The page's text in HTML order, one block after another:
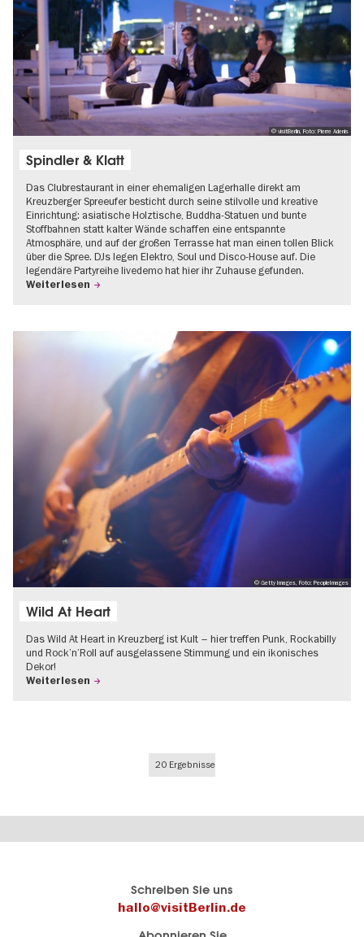
© visitBerlin, Foto: Pierre Adenis
Spindler & Klatt
Das Clubrestaurant in einer ehemaligen Lagerhalle direkt am
Kreuzberger Spreeufer besticht durch seine stilvolle und kreative
Einrichtung: asiatische Holztische, Buddha-Statuen und bunte
Stoffbahnen statt kalter Wände schaffen eine entspannte
Atmosphäre, und auf der großen Terrasse hat man einen tollen Blick
über die Spree. DJs legen Elektro, Soul und Disco-House auf. Die
legendäre Partyreihe livedemo hat hier ihr Zuhause gefunden.
Weiterlesen
© Getty Images, Foto: PeopleImages
Wild At Heart
Das Wild At Heart in Kreuzberg ist Kult – hier treffen Punk, Rockabilly
und Rock’n’Roll auf ausgelassene Stimmung und ein ikonisches
Dekor!
Weiterlesen
20 Ergebnisse
Schreiben Sie uns
hallo@visitBerlin.de